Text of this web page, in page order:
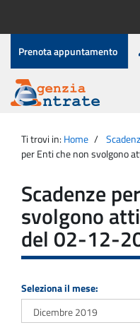
contenuto
Menu
di
servizio
Prenota appuntamento
Agenzia
Entrate
principale
Ti trovi in: Home
per Enti che non svolgono
Scadenze
svolgono
del 02-12-
Seleziona il mese: